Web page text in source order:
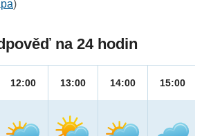
)
na 24 hodin
12:00 13:00 14:00 15:00